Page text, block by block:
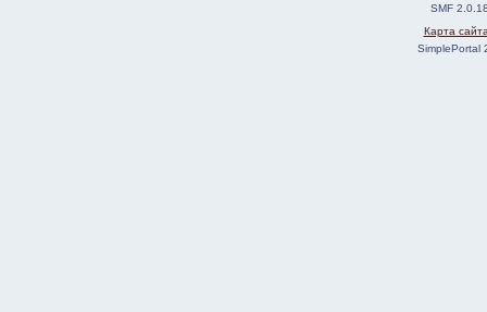
SMF
Карта
SimplePortal